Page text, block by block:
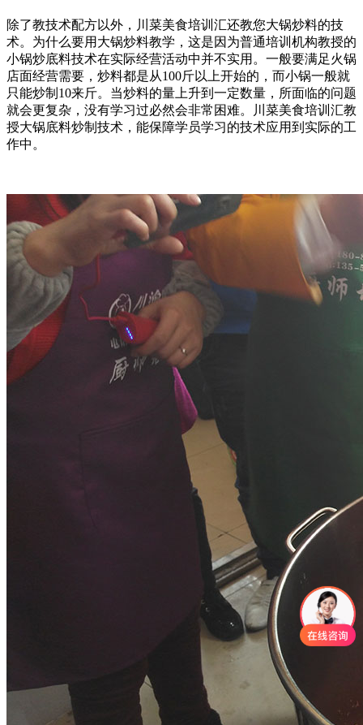
除了教技术配方以外，川菜美食培训汇还教您大锅炒料的技
术。为什么要用大锅炒料教学，这是因为普通培训机构教授的
小锅炒底料技术在实际经营活动中并不实用。一般要满足火锅
店面经营需要，炒料都是从100斤以上开始的，而小锅一般就
只能炒制10来斤。当炒料的量上升到一定数量，所面临的问题
就会更复杂，没有学习过必然会非常困难。川菜美食培训汇教
授大锅底料炒制技术，能保障学员学习的技术应用到实际的工
作中。